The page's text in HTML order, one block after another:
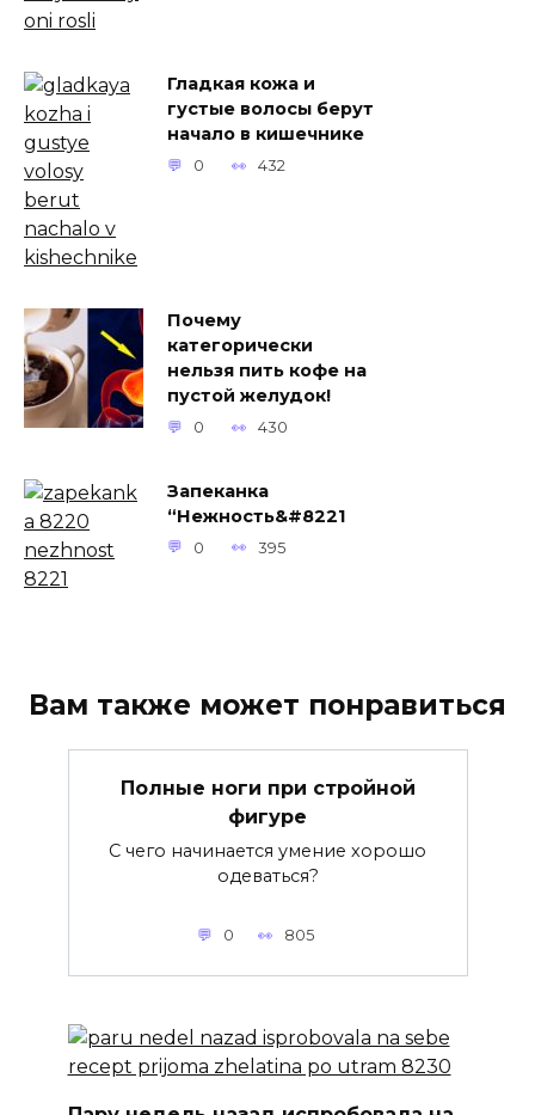
Гладкая кожа и
густые волосы берут
начало в кишечнике
0 432
Почему
категорически
нельзя пить кофе на
пустой желудок!
0 430
Запеканка
“Нежность&#8221
0 395
Вам также может понравиться
Полные ноги при стройной
фигуре
С чего начинается умение хорошо
одеваться?
0 805